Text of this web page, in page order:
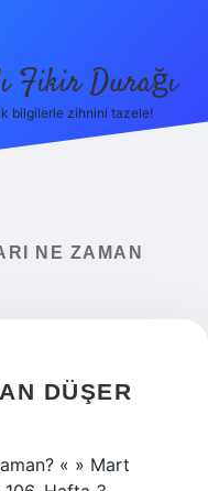
Fikir Durağı
bilgilerle zihnini tazele!
NE ZAMAN
DÜŞER
« » Mart